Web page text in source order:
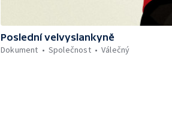
Poslední velvyslankyně
Dokument
Společnost Válečný